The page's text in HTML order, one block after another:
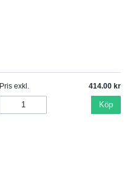
Pris exkl. 414.00
Köp